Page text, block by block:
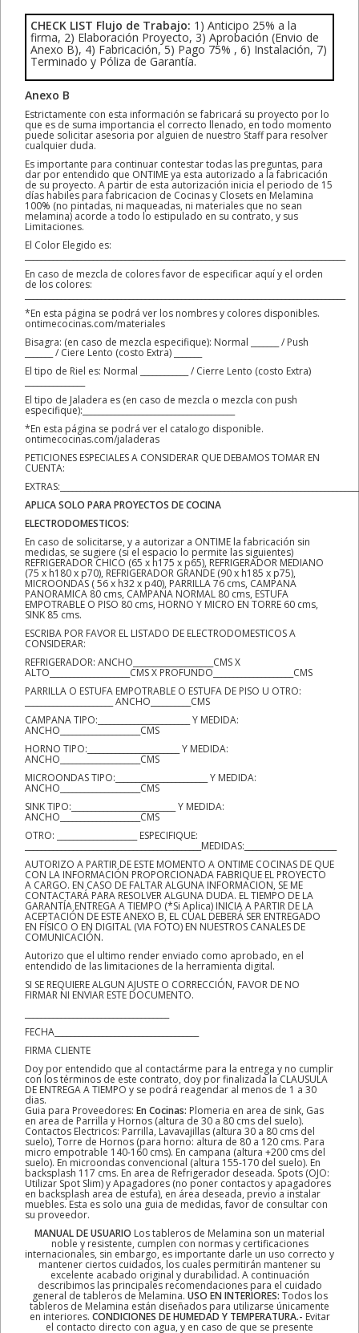
CHECK LIST Flujo de Trabajo: 1) Anticipo 25% a la
firma, 2) Elaboración Proyecto, 3) Aprobación (Envio de
Anexo B), 4) Fabricación, 5) Pago 75% , 6) Instalación, 7)
Terminado y Póliza de Garantía.
Anexo B
Estrictamente con esta información se fabricará su proyecto por lo
que es de suma importancia el correcto llenado, en todo momento
puede solicitar asesoria por alguien de nuestro Staff para resolver
cualquier duda.
Es importante para continuar contestar todas las preguntas, para
dar por entendido que ONTIME ya esta autorizado a la fabricación
de su proyecto. A partir de esta autorización inicia el periodo de 15
días habiles para fabricacion de Cocinas y Closets en Melamina
100% (no pintadas, ni maqueadas, ni materiales que no sean
melamina) acorde a todo lo estipulado en su contrato, y sus
Limitaciones.
El Color Elegido es:
________________________________________________________________________________
En caso de mezcla de colores favor de especificar aquí y el orden
de los colores:
*En esta página se podrá ver los nombres y colores disponibles.
ontimecocinas.com/materiales
Bisagra: (en caso de mezcla especifique): Normal _______ / Push
_______ / Ciere Lento (costo Extra) _______
El tipo de Riel es: Normal ____________ / Cierre Lento (costo Extra)
_______________
El tipo de Jaladera es (en caso de mezcla o mezcla con push
especifique):______________________________________
*En esta página se podrá ver el catalogo disponible.
ontimecocinas.com/jaladeras
PETICIONES ESPECIALES A CONSIDERAR QUE DEBAMOS TOMAR EN
CUENTA:
APLICA SOLO PARA PROYECTOS DE COCINA
ELECTRODOMESTICOS:
En caso de solicitarse, y a autorizar a ONTIME la fabricación sin
medidas, se sugiere (si el espacio lo permite las siguientes)
REFRIGERADOR CHICO (65 x h175 x p65), REFRIGERADOR MEDIANO
(75 x h180 x p70), REFRIGERADOR GRANDE (90 x h185 x p75),
MICROONDAS ( 56 x h32 x p40), PARRILLA 76 cms, CAMPANA
PANORAMICA 80 cms, CAMPANA NORMAL 80 cms, ESTUFA
EMPOTRABLE O PISO 80 cms, HORNO Y MICRO EN TORRE 60 cms,
SINK 85 cms.
ESCRIBA POR FAVOR EL LISTADO DE ELECTRODOMESTICOS A
CONSIDERAR:
REFRIGERADOR: ANCHO____________________CMS X
ALTO____________________CMS X PROFUNDO____________________CMS
PARRILLA O ESTUFA EMPOTRABLE O ESTUFA DE PISO U OTRO:
______________________ ANCHO__________CMS
CAMPANA TIPO:_______________________ Y MEDIDA:
ANCHO____________________CMS
HORNO TIPO:_______________________ Y MEDIDA:
ANCHO____________________CMS
MICROONDAS TIPO:_______________________ Y MEDIDA:
ANCHO____________________CMS
SINK TIPO:__________________________ Y MEDIDA:
ANCHO____________________CMS
OTRO: ____________________ ESPECIFIQUE:
____________________________________________MEDIDAS:_______________________
AUTORIZO A PARTIR DE ESTE MOMENTO A ONTIME COCINAS DE QUE
CON LA INFORMACIÓN PROPORCIONADA FABRIQUE EL PROYECTO
A CARGO. EN CASO DE FALTAR ALGUNA INFORMACION, SE ME
CONTACTARÁ PARA RESOLVER ALGUNA DUDA. EL TIEMPO DE LA
GARANTÍA ENTREGA A TIEMPO (*Si Aplica) INICIA A PARTIR DE LA
ACEPTACIÓN DE ESTE ANEXO B, EL CUAL DEBERÁ SER ENTREGADO
EN FÍSICO O EN DIGITAL (VIA FOTO) EN NUESTROS CANALES DE
COMUNICACIÓN.
Autorizo que el ultimo render enviado como aprobado, en el
entendido de las limitaciones de la herramienta digital.
SI SE REQUIERE ALGUN AJUSTE O CORRECCIÓN, FAVOR DE NO
FIRMAR NI ENVIAR ESTE DOCUMENTO.
FECHA____________________________________
FIRMA CLIENTE
Doy por entendido que al contactárme para la entrega y no cumplir
con los términos de este contrato, doy por finalizada la CLAUSULA
DE ENTREGA A TIEMPO y se podrá reagendar al menos de 1 a 30
dias.
Guia para Proveedores: En Cocinas: Plomeria en area de sink, Gas
en area de Parrilla y Hornos (altura de 30 a 80 cms del suelo).
Contactos Electricos: Parrilla, Lavavajillas (altura 30 a 80 cms del
suelo), Torre de Hornos (para horno: altura de 80 a 120 cms. Para
micro empotrable 140-160 cms). En campana (altura +200 cms del
suelo). En microondas convencional (altura 155-170 del suelo). En
backsplash 117 cms. En area de Refrigerador deseada. Spots (OJO:
Utilizar Spot Slim) y Apagadores (no poner contactos y apagadores
en backsplash area de estufa), en área deseada, previo a instalar
muebles. Esta es solo una guia de medidas, favor de consultar con
su proveedor.
MANUAL DE USUARIO Los tableros de Melamina son un material
noble y resistente, cumplen con normas y certificaciones
internacionales, sin embargo, es importante darle un uso correcto y
mantener ciertos cuidados, los cuales permitirán mantener su
excelente acabado original y durabilidad. A continuación
describimos las principales recomendaciones para el cuidado
general de tableros de Melamina. USO EN INTERIORES: Todos los
tableros de Melamina están diseñados para utilizarse únicamente
en interiores. CONDICIONES DE HUMEDAD Y TEMPERATURA.- Evitar
el contacto directo con agua, y en caso de que se presente